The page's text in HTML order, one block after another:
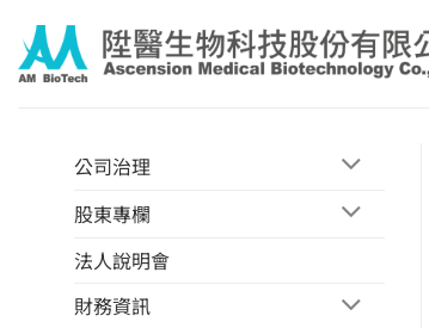
content
公司治理
股東專欄
法人說明會
財務資訊